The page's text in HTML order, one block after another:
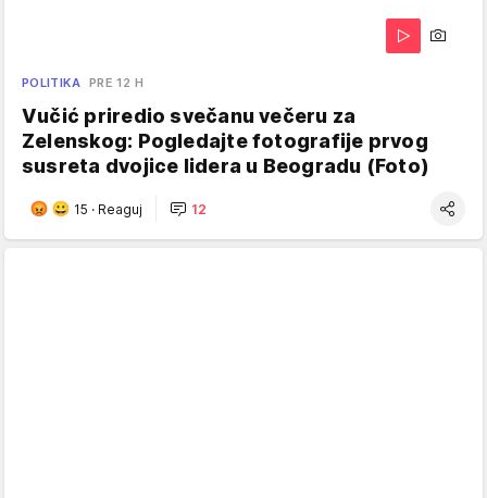
POLITIKA PRE 12 H
Vučić priredio svečanu večeru za
Zelenskog: Pogledajte fotografije prvog
susreta dvojice lidera u Beogradu (Foto)
15 · Reaguj 12